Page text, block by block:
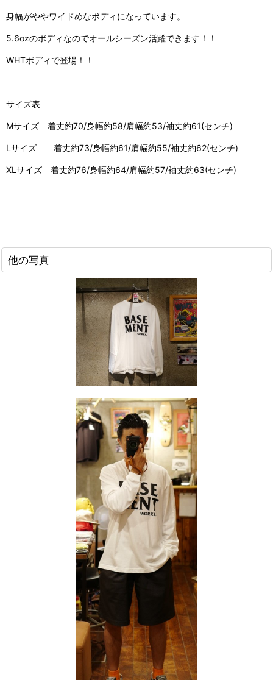
身幅がややワイドめなボディになっています。
5.6ozのボディなのでオールシーズン活躍できます！！
WHTボディで登場！！
サイズ表
Mサイズ 着丈約70/身幅約58/肩幅約53/袖丈約61(センチ)
Lサイズ 着丈約73/身幅約61/肩幅約55/袖丈約62(センチ)
XLサイズ 着丈約76/身幅約64/肩幅約57/袖丈約63(センチ)
他の写真